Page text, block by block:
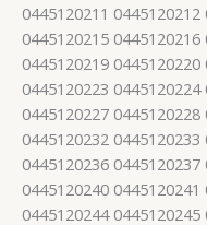
0445120211
0445120215
0445120219
0445120223
0445120227
0445120232
0445120236
0445120240
0445120244